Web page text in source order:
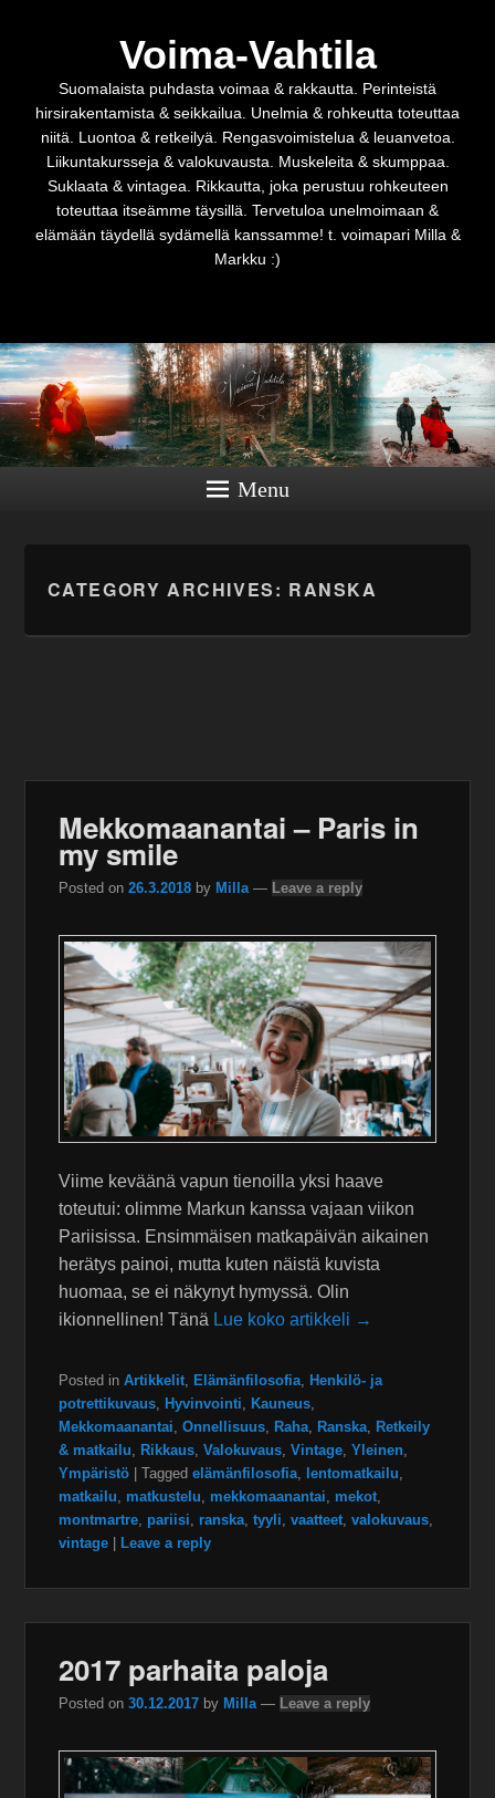
Voima-Vahtila
Suomalaista puhdasta voimaa & rakkautta. Perinteistä
hirsirakentamista & seikkailua. Unelmia & rohkeutta toteuttaa
niitä. Luontoa & retkeilyä. Rengasvoimistelua & leuanvetoa.
Liikuntakursseja & valokuvausta. Muskeleita & skumppaa.
Suklaata & vintagea. Rikkautta, joka perustuu rohkeuteen
toteuttaa itseämme täysillä. Tervetuloa unelmoimaan &
elämään täydellä sydämellä kanssamme! t. voimapari Milla &
Markku :)
Menu
CATEGORY ARCHIVES: RANSKA
Mekkomaanantai – Paris in
my smile
Posted on26.3.2018 by Milla — Leave a reply
Viime keväänä vapun tienoilla yksi haave
toteutui: olimme Markun kanssa vajaan viikon
Pariisissa. Ensimmäisen matkapäivän aikainen
herätys painoi, mutta kuten näistä kuvista
huomaa, se ei näkynyt hymyssä. Olin
ikionnellinen! Tänä Lue koko artikkeli →
Posted in Artikkelit, Elämänfilosofia, Henkilö- ja
potrettikuvaus, Hyvinvointi, Kauneus,
Mekkomaanantai,Onnellisuus, Raha, Ranska, Retkeily
& matkailu, Rikkaus,Valokuvaus,Vintage,Yleinen,
Ympäristö
|Tagged elämänfilosofia, lentomatkailu,
matkailu, matkustelu, mekkomaanantai, mekot,
montmartre, pariisi, ranska,tyyli,vaatteet,valokuvaus,
vintage
Leave a reply
2017 parhaita paloja
Posted on30.12.2017 by Milla — Leave a reply